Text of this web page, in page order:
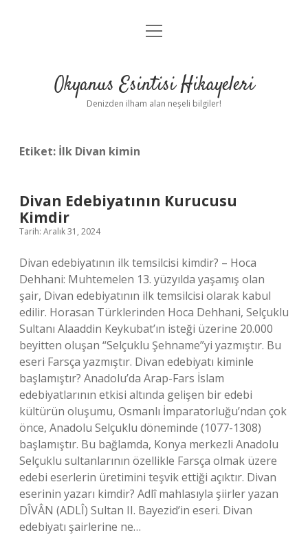
Anasayfa
Yasal Uyarı
menüyü
Okyanus Esintisi Hikayeleri
Denizden ilham alan neşeli bilgiler!
Etiket: İlk Divan kimin
Divan Edebiyatının Kurucusu
Kimdir
Tarih: Aralık 31, 2024
Divan edebiyatının ilk temsilcisi kimdir? – Hoca
Dehhani: Muhtemelen 13. yüzyılda yaşamış olan
şair, Divan edebiyatının ilk temsilcisi olarak kabul
edilir. Horasan Türklerinden Hoca Dehhani, Selçuklu
Sultanı Alaaddin Keykubat’ın isteği üzerine 20.000
beyitten oluşan “Selçuklu Şehname”yi yazmıştır. Bu
eseri Farsça yazmıştır. Divan edebiyatı kiminle
başlamıştır? Anadolu’da Arap-Fars İslam
edebiyatlarının etkisi altında gelişen bir edebi
kültürün oluşumu, Osmanlı İmparatorluğu’ndan çok
önce, Anadolu Selçuklu döneminde (1077-1308)
başlamıştır. Bu bağlamda, Konya merkezli Anadolu
Selçuklu sultanlarının özellikle Farsça olmak üzere
edebi eserlerin üretimini teşvik ettiği açıktır. Divan
eserinin yazarı kimdir? Adlî mahlasıyla şiirler yazan
DÎVÂN (ADLÎ) Sultan II. Bayezid’in eseri. Divan
edebiyatı şairlerine ne…